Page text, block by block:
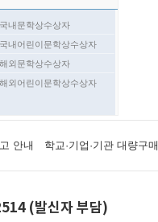
국내문학상수상자
국내어린이문학상수상자
해외문학상수상자
해외어린이문학상수상자
안내 학교·기업·기관 대량구매
(발신자 부담)